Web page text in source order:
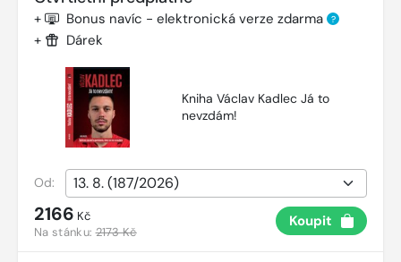
+ Bonus navíc - elektronická verze zdarma ?
+ Dárek
Kniha Václav Kadlec Já to
nevzdám!
Od:
2166 Kč
Na stánku:2173 Kč
Koupit